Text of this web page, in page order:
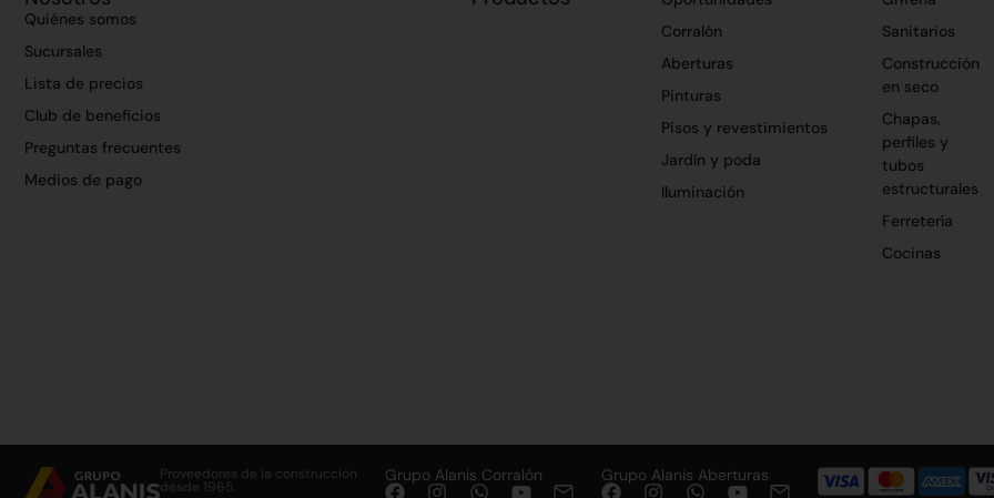
Quiénes somos
Sucursales
Lista de precios
Club de beneficios
Preguntas frecuentes
Medios de pago
Corralón
Aberturas
Pinturas
Pisos y revestimientos
Jardín y poda
Iluminación
Sanitarios
Construcción
en seco
Chapas,
perfiles y
tubos
estructurales
Ferretería
Cocinas
Proveedores de la construcción
desde 1965.
Grupo Alanis Corralón Grupo Alanis Aberturas